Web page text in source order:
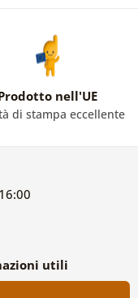
nell'UE
di stampa eccellente
utili